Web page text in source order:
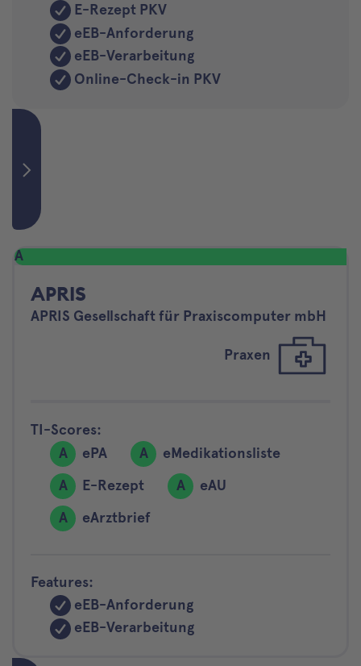
E-Rezept PKV
eEB-Anforderung
eEB-Verarbeitung
Online-Check-in PKV
A
APRIS
APRIS Gesellschaft für Praxiscomputer mbH
Praxen
TI-Scores:
A
ePA A
eMedikationsliste
A
E-Rezept A
eAU
A
eArztbrief
Features:
eEB-Anforderung
eEB-Verarbeitung